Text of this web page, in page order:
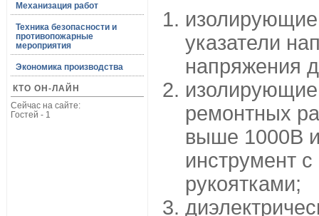
Механизация работ
Техника безопасности и
противопожарные
мероприятия
Экономика производства
КТО ОН-ЛАЙН
Сейчас на сайте:
Гостей - 1
указатели
напряжения
ремонтных
выше 1000В
инструмент
рукоятками;